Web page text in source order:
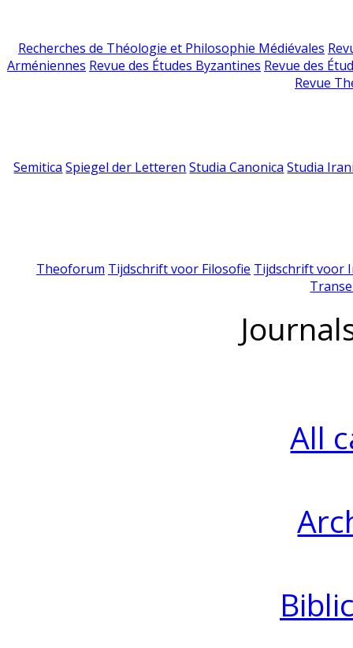
Recherches de Théologie et Philosophie Médiévales
Arméniennes Revue des Études Byzantines Revue des
Revue
Semitica Spiegel der Letteren Studia Canonica Studia
Theoforum Tijdschrift voor Filosofie Tijdschrift voor
All